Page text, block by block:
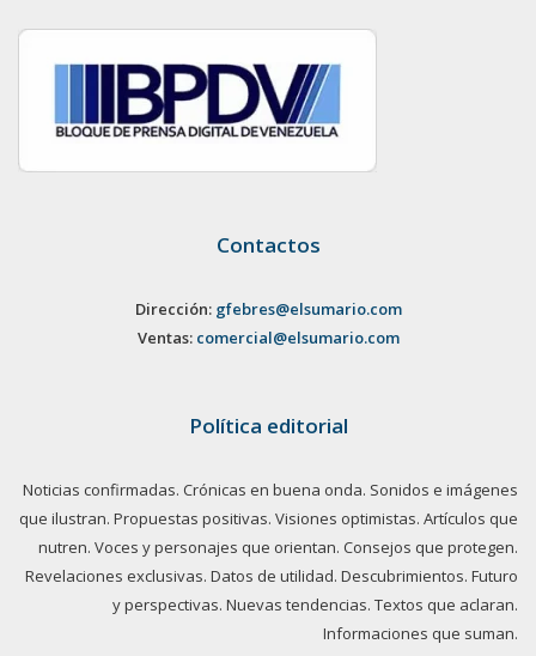
Contactos
Dirección: gfebres@elsumario.com
Ventas: comercial@elsumario.com
Política editorial
Noticias confirmadas. Crónicas en buena onda. Sonidos e imágenes
que ilustran. Propuestas positivas. Visiones optimistas. Artículos que
nutren. Voces y personajes que orientan. Consejos que protegen.
Revelaciones exclusivas. Datos de utilidad. Descubrimientos. Futuro
y perspectivas. Nuevas tendencias. Textos que aclaran.
Informaciones que suman.